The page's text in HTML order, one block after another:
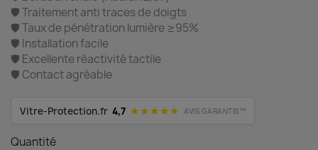
🛡️ Traitement anti traces de doigts
🛡️ Taux de pénétration lumière ≥95%
🛡️ Installation facile
🛡️ Excellente réactivité tactile
🛡️ Contact agréable
Vitre-Protection.fr 4,7 ★★★★★ AVIS GARANTIS™
Quantité